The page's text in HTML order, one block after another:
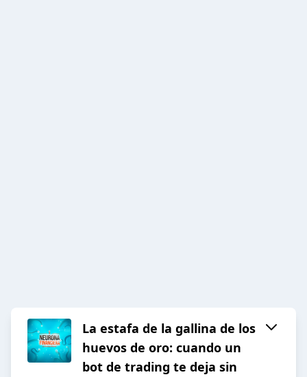
La estafa de la gallina de los
huevos de oro: cuando un
bot de trading te deja sin